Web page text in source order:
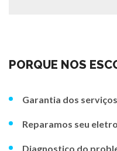
PORQUE NOS
Garantia dos
Reparamos seu
Diagnostico do